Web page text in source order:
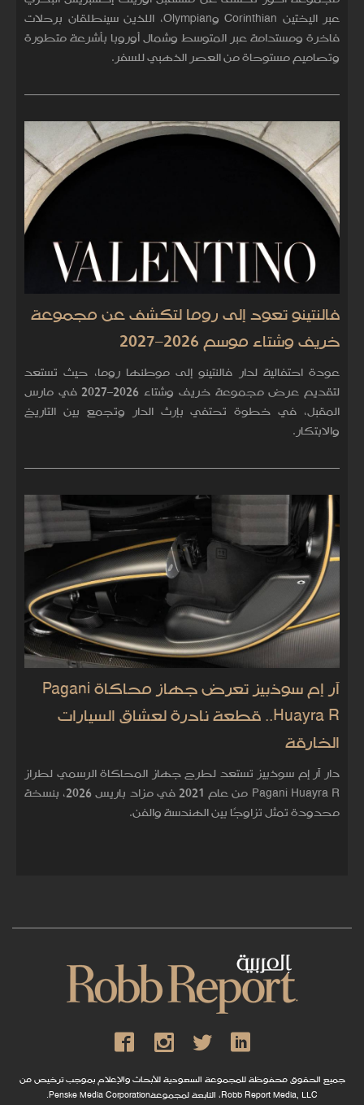
عبر اليختين Corinthian وOlympian، اللذين سينطلقان برحلات
فاخرة ومستدامة عبر المتوسط وشمال أوروبا بأشرعة متطورة
وتصاميم مستوحاة من العصر الذهبي للسفر.
فالنتينو تعود إلى روما لتكشف عن مجموعة
خريف وشتاء موسم 2026–2027
عودة احتفالية لدار فالنتينو إلى موطنها روما، حيث تستعد
لتقديم عرض مجموعة خريف وشتاء 2026–2027 في مارس
المقبل، في خطوة تحتفي بإرث الدار وتجمع بين التاريخ
والابتكار.
آر إم سوذبيز تعرض جهاز محاكاة Pagani
Huayra R.. قطعة نادرة لعشاق السيارات
الخارقة
دار آر إم سوذبيز تستعد لطرح جهاز المحاكاة الرسمي لطراز
Pagani Huayra R من عام 2021 في مزاد باريس 2026، بنسخة
محدودة تمثل تزاوجًا بين الهندسة والفن.
جميع الحقوق محفوظة للمجموعة السعودية للأبحاث والإعلام بموجب ترخيص من
Robb Report Media, LLC، التابعة لمجموعةPenske Media Corporation.